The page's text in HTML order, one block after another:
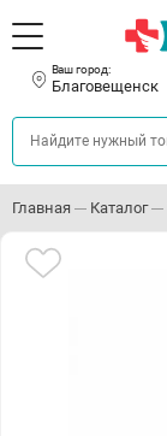
Ваш город:
Благовещенск
Главная Каталог